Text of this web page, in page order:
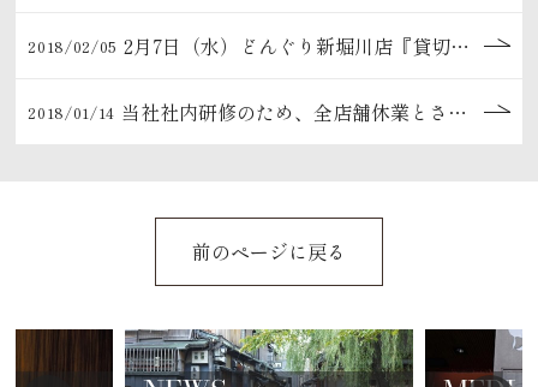
2018/02/05 2月7日（水）どんぐり新堀川店『貸切営業』のお知らせ
2018/01/14 当社社内研修のため、全店舗休業とさせていただきます。
前のページに戻る